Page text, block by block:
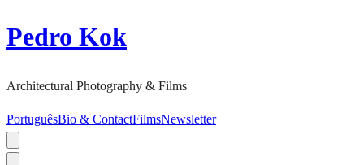
Pedro Kok
Architectural Photography & Films
PortuguêsBio & ContactFilmsNewsletter